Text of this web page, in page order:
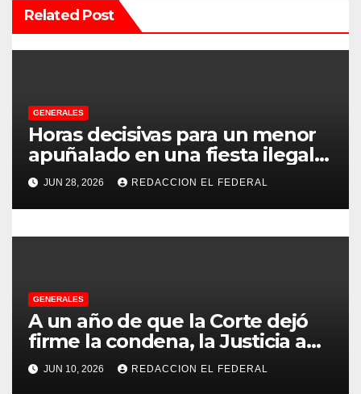
n
e
e
n
t
r
d
a
s
Related Post
GENERALES
Horas decisivas para un menor
apuñalado en una fiesta ilegal
con más de 500 asistentes en
Chilecito
JUN 28, 2026 REDACCION EL FEDERAL
GENERALES
A un año de que la Corte dejó
firme la condena, la Justicia aún
no pudo decomisarle ni un peso
a CFK
JUN 10, 2026 REDACCION EL FEDERAL